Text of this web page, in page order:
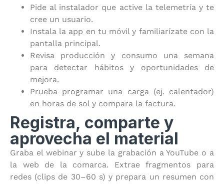
Pide al instalador que active la telemetría y te
cree un usuario.
Instala la app en tu móvil y familiarízate con la
pantalla principal.
Revisa producción y consumo una semana
para detectar hábitos y oportunidades de
mejora.
Prueba programar una carga (ej. calentador)
en horas de sol y compara la factura.
Registra, comparte y
aprovecha el material
Graba el webinar y sube la grabación a YouTube o a
la web de la comarca. Extrae fragmentos para
redes (clips de 30–60 s) y prepara un resumen con